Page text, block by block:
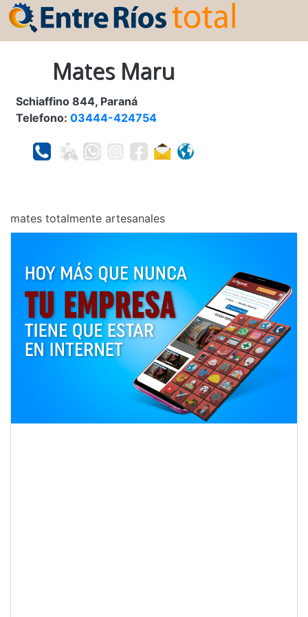
Mates Maru
Schiaffino 844, Paraná
Telefono: 03444-424754
mates totalmente artesanales